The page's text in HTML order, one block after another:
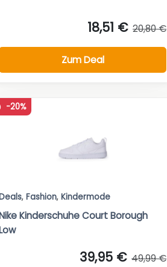
18,51 € 20,80 €
Zum Deal
-20%
, Fashion, Kindermode
Kinderschuhe Court Borough
39,95 € 49,99 €